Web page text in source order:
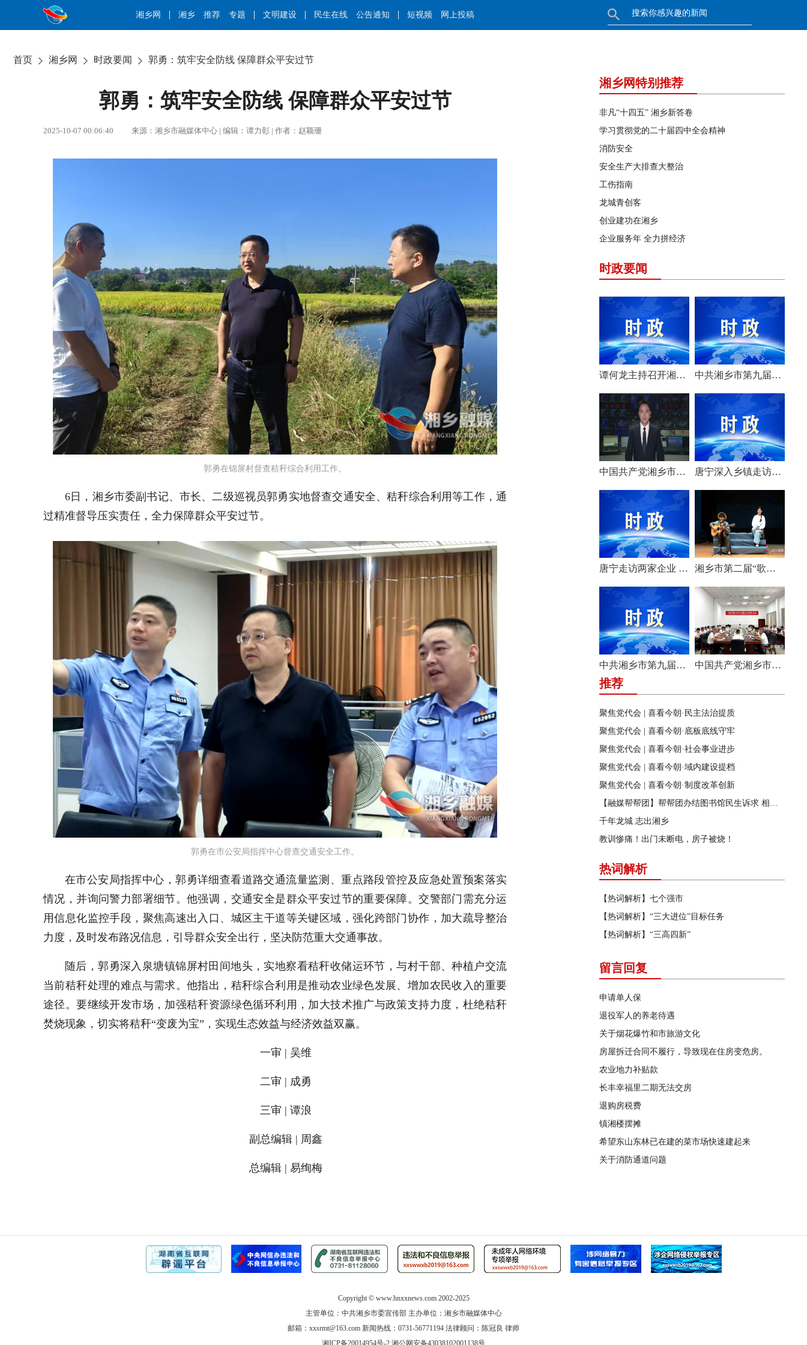
湘乡网 湘乡 推荐 专题 文明建设 民生在线 公告通知 短视频 网上投稿
首页 湘乡网 时政要闻 郭勇：筑牢安全防线 保障群众平安过节
郭勇：筑牢安全防线 保障群众平安过节
2025-10-07 00:06:40 来源：湘乡市融媒体中心 | 编辑：谭力彰 | 作者：赵颖珊
郭勇在锦屏村督查秸秆综合利用工作。
6 日，湘乡市委副书记、市长、二级巡视员郭勇实地督查交通安全、秸秆综合利用等工作，通
过精准督导压实责任，全力保障群众平安过节。
郭勇在市公安局指挥中心督查交通安全工作。
在市公安局指挥中心，郭勇详细查看道路交通流量监测、重点路段管控及应急处置预案落实
情况，并询问警力部署细节。他强调，交通安全是群众平安过节的重要保障。交警部门需充分运
用信息化监控手段，聚焦高速出入口、城区主干道等关键区域，强化跨部门协作，加大疏导整治
力度，及时发布路况信息，引导群众安全出行，坚决防范重大交通事故。
随后，郭勇深入泉塘镇锦屏村田间地头，实地察看秸秆收储运环节，与村干部、种植户交流
当前秸秆处理的难点与需求。他指出，秸秆综合利用是推动农业绿色发展、增加农民收入的重要
途径。要继续开发市场，加强秸秆资源绿色循环利用，加大技术推广与政策支持力度，杜绝秸秆
焚烧现象，切实将秸秆“变废为宝”，实现生态效益与经济效益双赢。
一审 | 吴维
二审 | 成勇
三审 | 谭浪
副总编辑 | 周鑫
总编辑 | 易绚梅
湘乡网特别推荐
非凡“十四五” 湘乡新答卷
学习贯彻党的二十届四中全会精神
消防安全
安全生产大排查大整治
工伤指南
龙城青创客
创业建功在湘乡
企业服务年 全力拼经济
时政要闻
谭何龙主持召开湘乡市第九届市委常委会（扩大）会议 中共湘乡市第九届委员会举行第一次全体会议 选举产生新一届市委常委班子
中国共产党湘乡市第九次代表大会胜利闭幕 唐宁深入乡镇走访调研
唐宁走访两家企业 问需问计促发展 湘乡市第二届“歌声飞扬·乐享湘乡”歌唱比赛圆满收官
中共湘乡市第九届纪律检查委员会举行第一次全体会议 中国共产党湘乡市第九次代表大会主席团举行第六次会议
推荐
聚焦党代会 | 喜看今朝·民主法治提质
聚焦党代会 | 喜看今朝·底板底线守牢
聚焦党代会 | 喜看今朝·社会事业进步
聚焦党代会 | 喜看今朝·域内建设提档
聚焦党代会 | 喜看今朝·制度改革创新
【融媒帮帮团】帮帮团办结图书馆民生诉求 相关部门迅速行动 改善市民阅读环境
千年龙城 志出湘乡
教训惨痛！出门未断电，房子被烧！
热词解析
【热词解析】七个强市
【热词解析】“三大进位”目标任务
【热词解析】“三高四新”
留言回复
申请单人保
退役军人的养老待遇
关于烟花爆竹和市旅游文化
房屋拆迁合同不履行，导致现在住房变危房。
农业地力补贴款
长丰幸福里二期无法交房
退购房税费
镇湘楼摆摊
希望东山东林已在建的菜市场快速建起来
关于消防通道问题
Copyright © www.hnxxnews.com2002-2025
主管单位：中共湘乡市委宣传部 主办单位：湘乡市融媒体中心
邮箱：xxsrmt@163.com 新闻热线：0731-56771194 法律顾问：陈冠良 律师
湘ICP备20014954号-2 湘公网安备43038102001138号